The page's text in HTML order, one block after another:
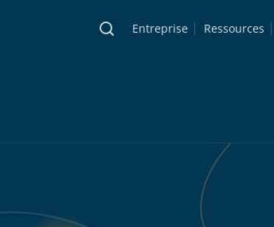
Entreprise Ressources